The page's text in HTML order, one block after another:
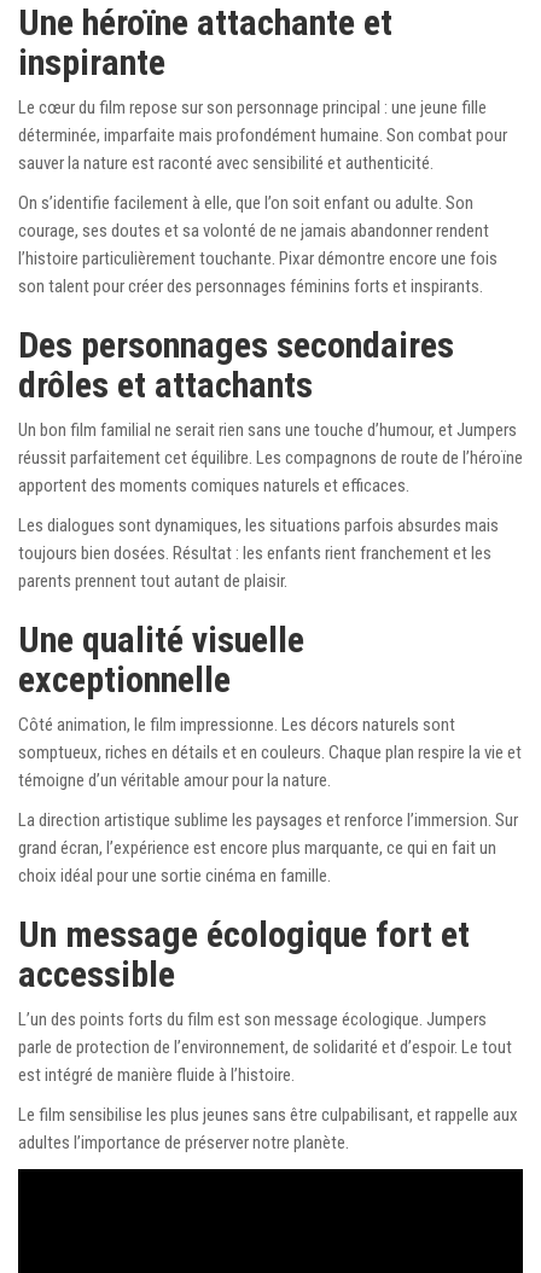
Une héroïne attachante et
inspirante
Le cœur du film repose sur son personnage principal : une jeune fille
déterminée, imparfaite mais profondément humaine. Son combat pour
sauver la nature est raconté avec sensibilité et authenticité.
On s’identifie facilement à elle, que l’on soit enfant ou adulte. Son
courage, ses doutes et sa volonté de ne jamais abandonner rendent
l’histoire particulièrement touchante. Pixar démontre encore une fois
son talent pour créer des personnages féminins forts et inspirants.
Des personnages secondaires
drôles et attachants
Un bon film familial ne serait rien sans une touche d’humour, et Jumpers
réussit parfaitement cet équilibre. Les compagnons de route de l’héroïne
apportent des moments comiques naturels et efficaces.
Les dialogues sont dynamiques, les situations parfois absurdes mais
toujours bien dosées. Résultat : les enfants rient franchement et les
parents prennent tout autant de plaisir.
Une qualité visuelle
exceptionnelle
Côté animation, le film impressionne. Les décors naturels sont
somptueux, riches en détails et en couleurs. Chaque plan respire la vie et
témoigne d’un véritable amour pour la nature.
La direction artistique sublime les paysages et renforce l’immersion. Sur
grand écran, l’expérience est encore plus marquante, ce qui en fait un
choix idéal pour une sortie cinéma en famille.
Un message écologique fort et
accessible
L’un des points forts du film est son message écologique. Jumpers
parle de protection de l’environnement, de solidarité et d’espoir. Le tout
est intégré de manière fluide à l’histoire.
Le film sensibilise les plus jeunes sans être culpabilisant, et rappelle aux
adultes l’importance de préserver notre planète.